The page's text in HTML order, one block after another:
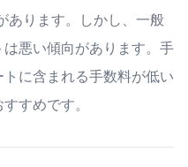
あります。しかし、一般
悪い傾向があります。手
に含まれる手数料が低い
すめです。